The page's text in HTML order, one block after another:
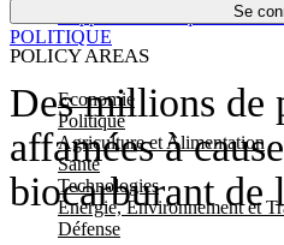
Se
POLICY AREAS
Economie
Politique
Agriculture et Alimentation
Santé
Technologies
Energie, Environnement et
Défense
Des millions de
affamées à
biocarburant de
POLITIQUE